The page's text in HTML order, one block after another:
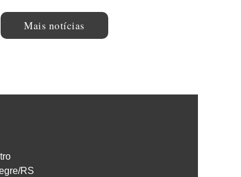
Mais notícias
RS